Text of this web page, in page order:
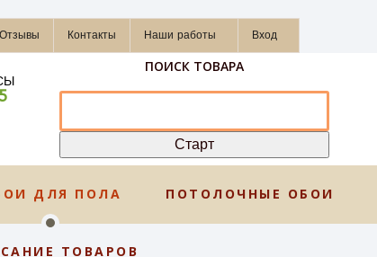
Отзывы Контакты Наши работы Вход
ПОИСК ТОВАРА
ДЛЯ ПОЛА ПОТОЛОЧНЫЕ ОБОИ
ТОВАРОВ